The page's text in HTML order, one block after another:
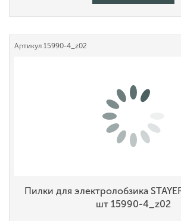
Артикул 15990-4_z02
Пилки для электролобзика
шт 15990-4_z02